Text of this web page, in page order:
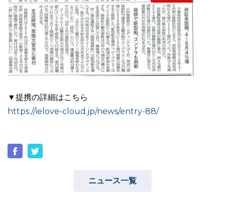
特長 サービス一覧 プラン
03-6689-1791
▼提携の詳細はこちら
https://ielove-cloud.jp/news/entry-88/
ニュース一覧